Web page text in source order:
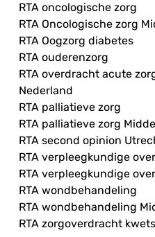
RTA oncologische zorg
RTA Oncologische zorg
RTA Oogzorg diabetes
RTA ouderenzorg
RTA overdracht acute
Nederland
RTA palliatieve zorg
RTA palliatieve zorg
RTA second opinion
RTA verpleegkundige
RTA verpleegkundige
RTA wondbehandeling
RTA wondbehandeling
RTA zorgoverdracht